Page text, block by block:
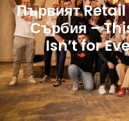
Първият
Сърбия –
Isn’t for